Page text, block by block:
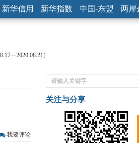
新华信用 新华指数 中国-东盟 两岸
）
）
板” 结构性失衡藏
行我要评论
关注与分享